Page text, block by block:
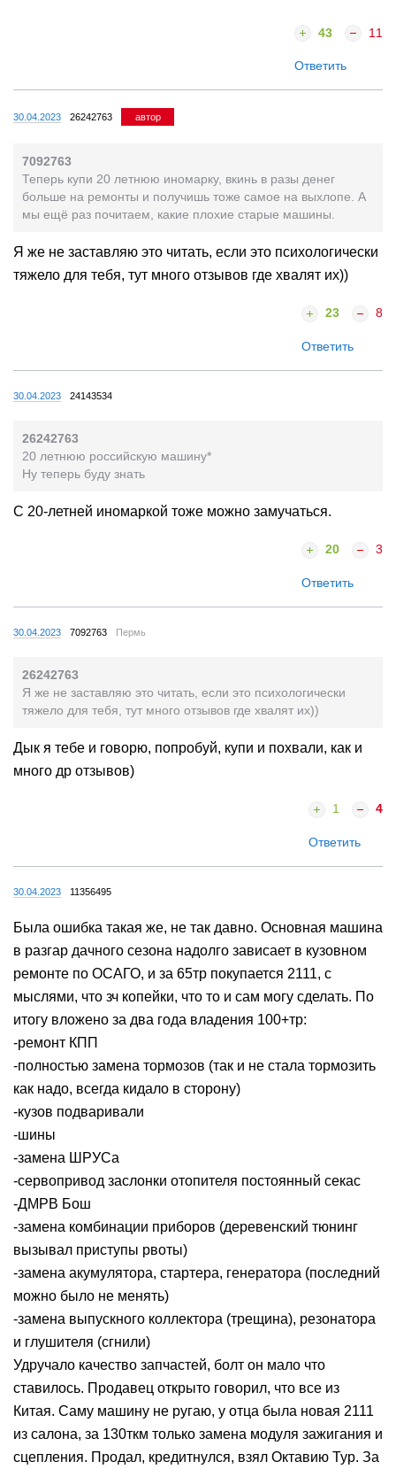
43 11
Ответить
30.04.2023 26242763 автор
7092763
Теперь купи 20 летнюю иномарку, вкинь в разы денег
больше на ремонты и получишь тоже самое на выхлопе. А
мы ещё раз почитаем, какие плохие старые машины.
Я же не заставляю это читать, если это психологически
тяжело для тебя, тут много отзывов где хвалят их))
23 8
Ответить
30.04.2023 24143534
26242763
20 летнюю российскую машину*
Ну теперь буду знать
С 20-летней иномаркой тоже можно замучаться.
20 3
Ответить
30.04.2023 7092763 Пермь
26242763
Я же не заставляю это читать, если это психологически
тяжело для тебя, тут много отзывов где хвалят их))
Дык я тебе и говорю, попробуй, купи и похвали, как и
много др отзывов)
1 4
Ответить
30.04.2023 11356495
Была ошибка такая же, не так давно. Основная машина
в разгар дачного сезона надолго зависает в кузовном
ремонте по ОСАГО, и за 65тр покупается 2111, с
мыслями, что зч копейки, что то и сам могу сделать. По
итогу вложено за два года владения 100+тр:
-ремонт КПП
-полностью замена тормозов (так и не стала тормозить
как надо, всегда кидало в сторону)
-кузов подваривали
-шины
-замена ШРУСа
-сервопривод заслонки отопителя постоянный секас
-ДМРВ Бош
-замена комбинации приборов (деревенский тюнинг
вызывал приступы рвоты)
-замена акумулятора, стартера, генератора (последний
можно было не менять)
-замена выпускного коллектора (трещина), резонатора
и глушителя (сгнили)
Удручало качество запчастей, болт он мало что
ставилось. Продавец открыто говорил, что все из
Китая. Саму машину не ругаю, у отца была новая 2111
из салона, за 130ткм только замена модуля зажигания и
сцепления. Продал, кредитнулся, взял Октавию Тур. За